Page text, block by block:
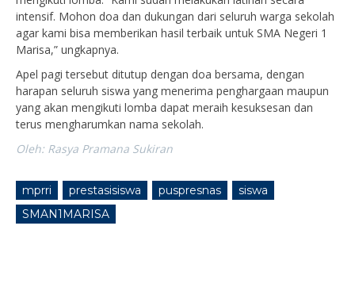
intensif. Mohon doa dan dukungan dari seluruh warga sekolah
agar kami bisa memberikan hasil terbaik untuk SMA Negeri 1
Marisa,” ungkapnya.
Apel pagi tersebut ditutup dengan doa bersama, dengan
harapan seluruh siswa yang menerima penghargaan maupun
yang akan mengikuti lomba dapat meraih kesuksesan dan
terus mengharumkan nama sekolah.
Oleh: Rasya Pramana Sukiran
mprri prestasisiswa puspresnas
siswa
SMAN1MARISA